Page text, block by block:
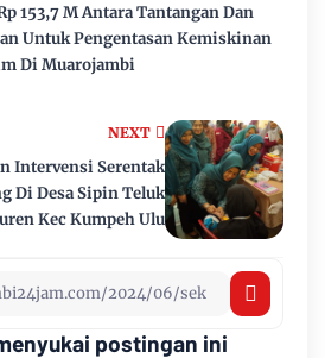
NEXT
Intervensi Serentak
Di Desa Sipin Teluk
Kec Kumpeh Ulu
153,7 M Antara Tantangan Dan
Untuk Pengentasan Kemiskinan
Di Muarojambi
postingan ini